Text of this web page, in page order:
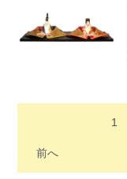
1
前へ